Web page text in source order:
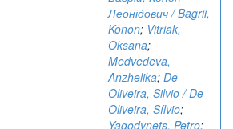
Леонідович / Bagrii,
Konon; Vitriak,
Oksana;
Medvedeva,
Anzhelika; De
Oliveira, Silvio / De
Oliveira, Sílvio;
Yagodynets, Petro;